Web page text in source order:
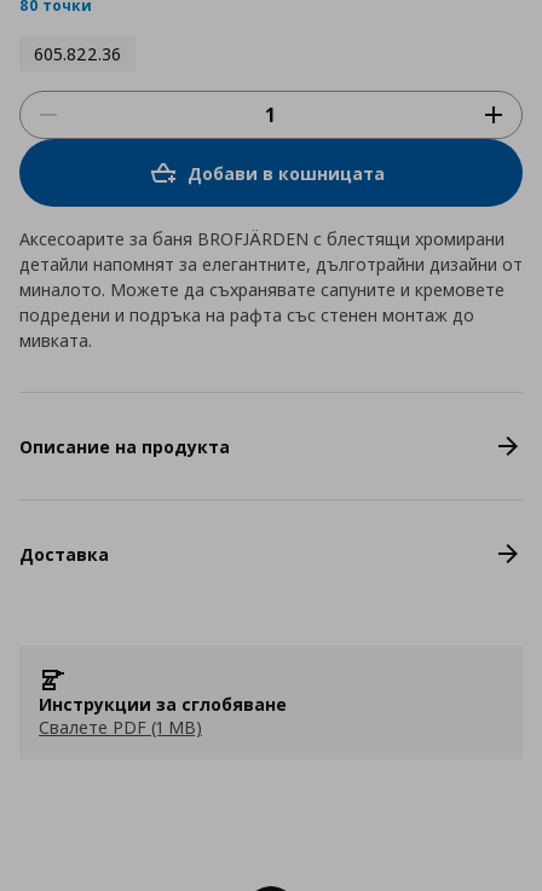
80 точки
605.822.36
Добави в кошницата
Аксесоарите за баня BROFJÄRDEN с блестящи хромирани
детайли напомнят за елегантните, дълготрайни дизайни от
миналото. Можете да съхранявате сапуните и кремовете
подредени и подръка на рафта със стенен монтаж до
мивката.
Описание на продукта
Доставка
Инструкции за сглобяване
Свалете PDF (1 MB)